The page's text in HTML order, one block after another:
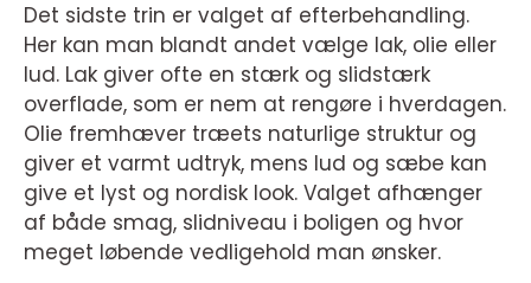
Det sidste trin er valget af efterbehandling.
Her kan man blandt andet vælge lak, olie eller
lud. Lak giver ofte en stærk og slidstærk
overflade, som er nem at rengøre i hverdagen.
Olie fremhæver træets naturlige struktur og
giver et varmt udtryk, mens lud og sæbe kan
give et lyst og nordisk look. Valget afhænger
af både smag, slidniveau i boligen og hvor
meget løbende vedligehold man ønsker.